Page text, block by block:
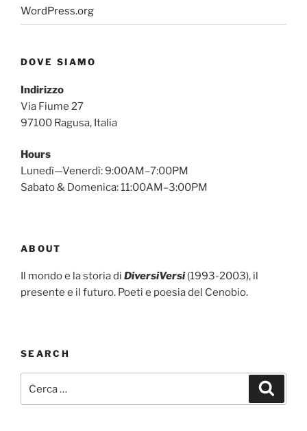
WordPress.org
DOVE SIAMO
Indirizzo
Via Fiume 27
97100 Ragusa, Italia
Hours
Lunedì—Venerdì: 9:00AM–7:00PM
Sabato & Domenica: 11:00AM–3:00PM
ABOUT
Il mondo e la storia di DiversiVersi (1993-2003), il
presente e il futuro. Poeti e poesia del Cenobio.
SEARCH